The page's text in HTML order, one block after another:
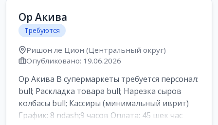
Ор Акива
Требуются
Ришон ле Цион (Центральный округ)
Опубликовано: 19.06.2026
Ор Акива В супермаркеты требуется персонал:
bull; Раскладка товара bull; Нарезка сыров
колбасы bull; Кассиры (минимальный иврит)
График: 8 ndash;9 часов Оплата: 45 шек час